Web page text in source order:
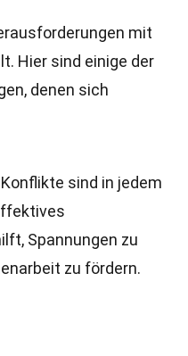
mit
Hier sind einige der
denen sich
Konflikte sind in jedem
Spannungen zu
zu fördern.